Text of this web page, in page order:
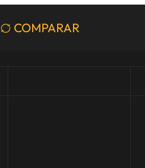
COMPARAR